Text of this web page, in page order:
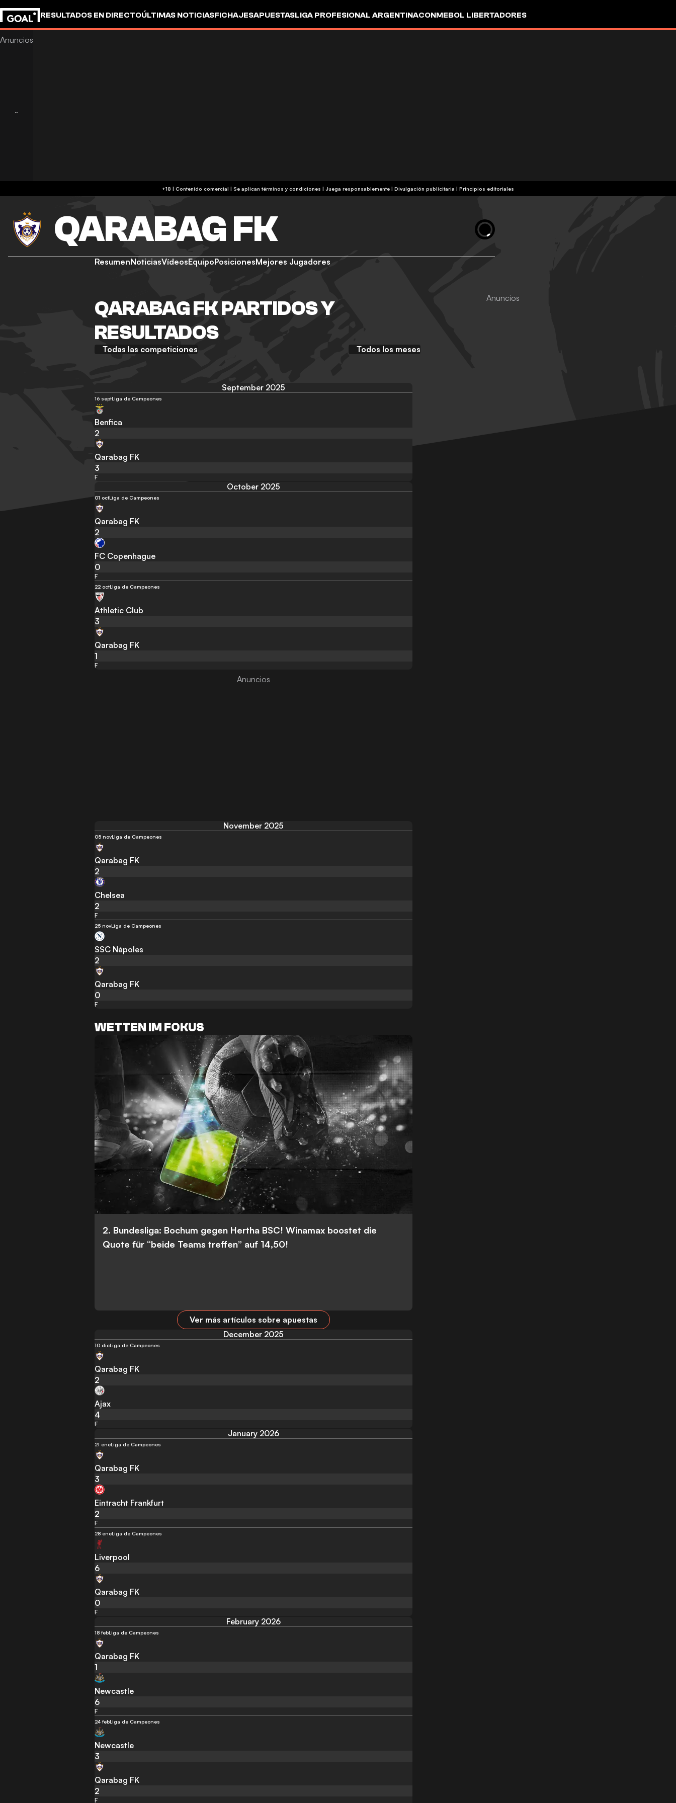
RESULTADOS EN DIRECTOÚLTIMAS NOTICIASFICHAJESAPUESTASLIGA PROFESIONAL ARGENTINACONMEBOL LIBERTADORES
+18 | Contenido comercial | Se aplican términos y condiciones | Juega responsablemente | Divulgación publicitaria | Principios editoriales
QARABAG FK
ResumenNoticiasVídeosEquipoPosicionesMejores Jugadores
QARABAG FK PARTIDOS Y
RESULTADOS
Todas las competiciones Todos los meses
September 2025
16 septLiga de Campeones
Benfica
2
Qarabag FK
3
F
October 2025
01 octLiga de Campeones
Qarabag FK
2
FC Copenhague
0
F
22 octLiga de Campeones
Athletic Club
3
Qarabag FK
1
F
November 2025
05 novLiga de Campeones
Qarabag FK
2
Chelsea
2
F
25 novLiga de Campeones
SSC Nápoles
2
Qarabag FK
0
F
WETTEN IM FOKUS
2. Bundesliga: Bochum gegen Hertha BSC! Winamax boostet die
Quote für “beide Teams treffen” auf 14,50!
Ver más artículos sobre apuestas
December 2025
10 dicLiga de Campeones
Qarabag FK
2
Ajax
4
F
January 2026
21 eneLiga de Campeones
Qarabag FK
3
Eintracht Frankfurt
2
F
28 eneLiga de Campeones
Liverpool
6
Qarabag FK
0
F
February 2026
18 febLiga de Campeones
Qarabag FK
1
Newcastle
6
F
24 febLiga de Campeones
Newcastle
3
Qarabag FK
2
F